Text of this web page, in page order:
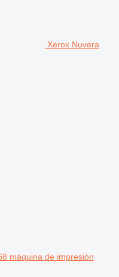
Xerox Nuvera
máquina de impresión